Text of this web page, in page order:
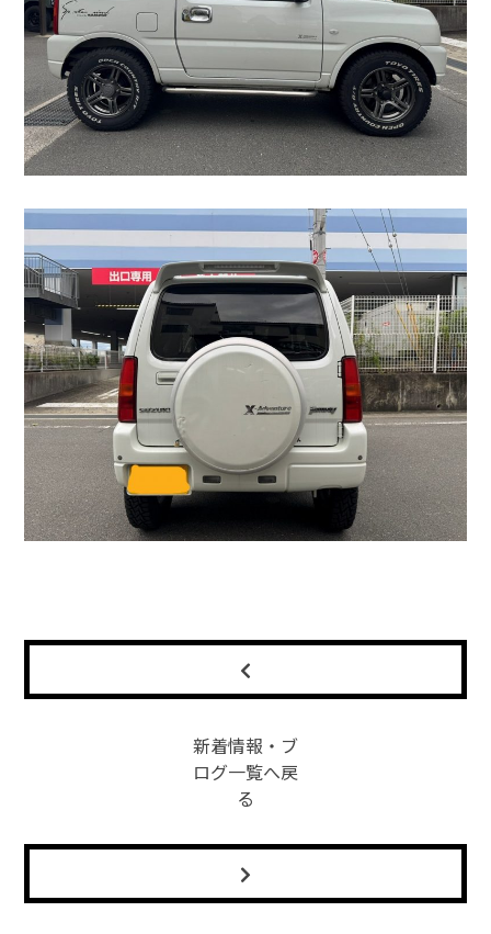
新着情報・ブ
ログ一覧へ戻
る